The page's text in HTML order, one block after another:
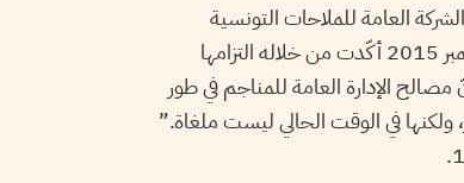
العامة للملاحات التونسية
يوم الاثنين 07 ديسمبر 2015 أكّدت من خلاله التزامها
الإدارة العامة للمناجم في طور
ولكنها في الوقت الحالي ليست ملغاة.”